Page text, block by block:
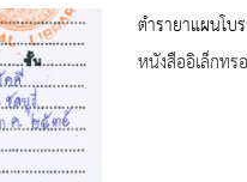
ตำรายาแผนโ
หนังสืออิเล็กทร